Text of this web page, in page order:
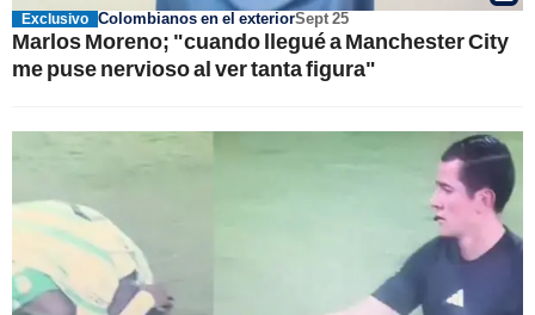
Exclusivo Colombianos en el exteriorSept 25
Marlos Moreno; "cuando llegué a Manchester City
me puse nervioso al ver tanta figura"